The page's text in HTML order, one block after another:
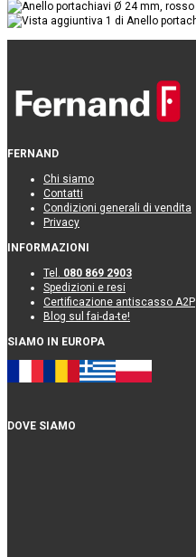
FERNAND
Chi siamo
Contatti
Condizioni generali di vendita
Privacy
INFORMAZIONI
Tel. 080 869 2903
Spedizioni e resi
Certificazione antiscasso A2P
Blog sul fai-da-te!
SIAMO IN EUROPA
DOVE SIAMO